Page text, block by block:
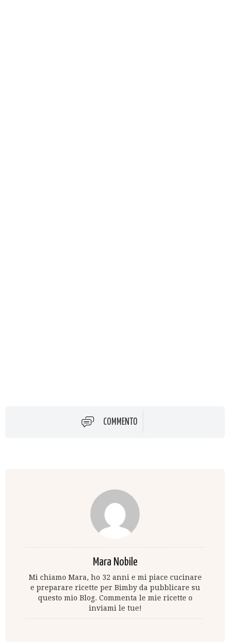
COMMENTO
Mara Nobile
Mi chiamo Mara, ho 32 anni e mi piace cucinare
e preparare ricette per Bimby da pubblicare su
questo mio Blog. Commenta le mie ricette o
inviami le tue!